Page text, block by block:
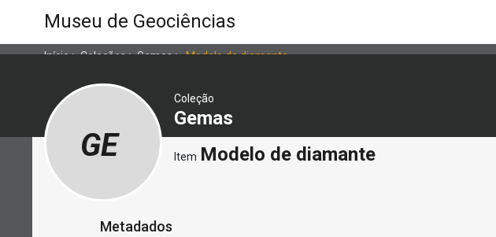
Museu de Geociências
Início>Coleções>Gemas>Modelo de diamante
Coleção
Gemas
GE Item Modelo de diamante
Metadados